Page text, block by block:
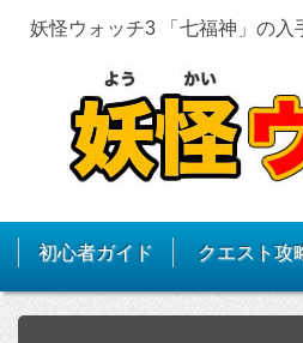
妖怪ウォッチ3 「七福神」の
初心者ガイド クエスト攻